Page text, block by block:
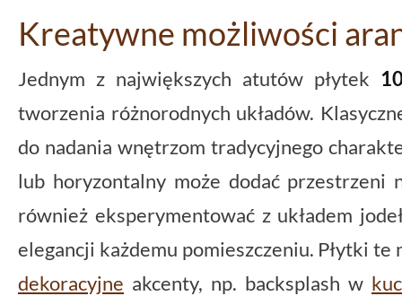
Kreatywne możliwości
Jednym z największych atutów płytek
tworzenia różnorodnych układów.
do nadania wnętrzom tradycyjnego
lub horyzontalny może dodać przestrzeni
również eksperymentować z układem
elegancji każdemu pomieszczeniu. Płytki
dekoracyjne akcenty, np. backsplash w